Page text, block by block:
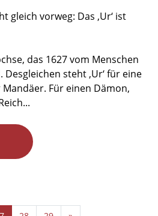
gleich vorweg: Das ‚Ur‘ ist
das 1627 vom Menschen
steht ‚Ur‘ für eine
Für einen Dämon,